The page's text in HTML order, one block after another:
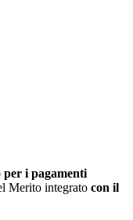
per i pagamenti
Merito integrato con il